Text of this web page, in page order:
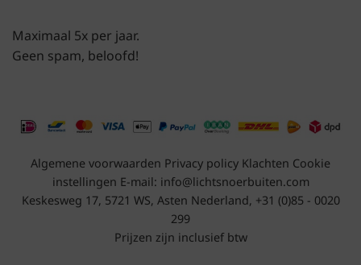
Maximaal 5x per jaar.
Geen spam, beloofd!
Algemene voorwaarden Privacy policy Klachten Cookie
instellingen E-mail: info@lichtsnoerbuiten.com
Keskesweg 17, 5721 WS, Asten Nederland, +31 (0)85 - 0020
299
Prijzen zijn inclusief btw